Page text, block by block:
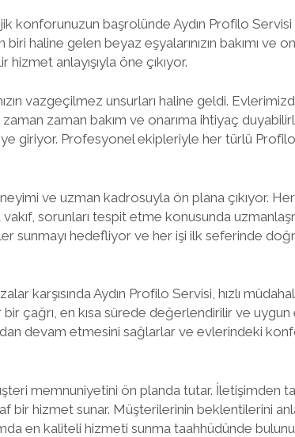
konforunuzun başrolünde Aydın Profilo Servisi
haline gelen beyaz eşyalarınızın bakımı ve
anlayışıyla öne çıkıyor.
vazgeçilmez unsurları haline geldi.
zaman bakım ve onarıma ihtiyaç
giriyor. Profesyonel ekipleriyle her türlü
ve uzman kadrosuyla ön plana çıkıyor.
sorunları tespit etme konusunda
sunmayı hedefliyor ve her işi ilk seferinde
karşısında Aydın Profilo Servisi, hızlı
bir çağrı, en kısa sürede değerlendirilir ve
devam etmesini sağlarlar ve evlerindeki
memnuniyetini ön planda tutar. İletişimden
bir hizmet sunar. Müşterilerinin beklentilerini
en kaliteli hizmeti sunma taahhüdünde